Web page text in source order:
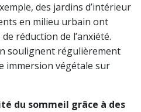
des jardins d’intérieur
en milieu urbain ont
réduction de l’anxiété.
soulignent régulièrement
immersion végétale sur
du sommeil grâce à des